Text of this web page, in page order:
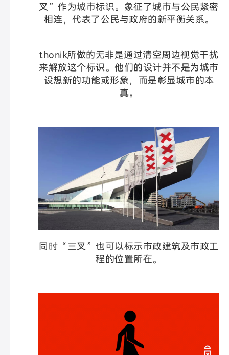
叉”作为城市标识。象征了城市与公民紧密
相连，代表了公民与政府的新平衡关系。
thonik所做的无非是通过清空周边视觉干扰
来解放这个标识。他们的设计并不是为城市
设想新的功能或形象，而是彰显城市的本
真。
同时“三叉”也可以标示市政建筑及市政工
程的位置所在。